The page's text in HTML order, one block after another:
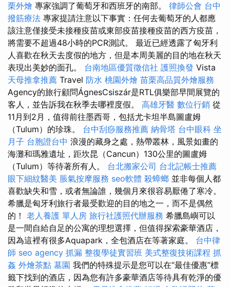
栗外燴 專家強調了葡萄牙和西班牙的南部。 律師公會 台中
撥筋療法 專家提請注意以下事實：任何去葡萄牙的人都應
該注意僅接受未接種疫苗或東部疫苗接種疫苗的西方疫苗，
將需要不超過48小時的PCR測試。 最近已經透露了匈牙利
人喜歡在秋天去度假的地方，但是本周美麗的目的地在秋天
表現出美妙的面孔。 台南地區優質徵信社 護照換發 Vista
天母推拿推薦 Travel 防水 桃園外燴 苗栗高品質外燴服務
Agency的旅行顧問ÁgnesCsiszár是RTL俱樂部早間展覽的
客人，並告訴我在秋季去哪裡度假。 高雄牙醫 數位行銷 從
11月到2月，值得前往墨西哥，包括尤卡坦半島圖盧姆
（Tulum）的珍珠。 台中刮痧服務推薦 納骨塔 台中眼科 坐
月子 台胞證台中 浪漫的藏身之處，熱帶叢林，風景如畫的
海灘和瑪雅遺址，距坎昆（Cancun）130公里的圖盧姆
（Tulum）等待著所有人。 台北搬家公司 台北記帳士推薦
眼下細紋醫美 脹氣按摩服務 seo軟體 殺蟑螂 並非每個人都
喜歡缺失和雪，或者無論誰，幾個月來很容易厭倦了寒冷。
希臘是匈牙利旅行者最受歡迎的目的地之一，而不是偶然
的！ 老人養護 單人房 旅行社護照代辦服務 希臘島嶼可以
是一間自給自足的公寓的理想選擇，但值得探索豪華酒店，
因為這裡有很多Aquapark，全包酒店在等著家庭。 台中律
師 seo agency 抓漏 整復學徒實習班 美式整復技術課程 抓
姦 外燴茶點 墓園 我們的特殊提示是您可以在“最佳優惠”標
籤下找到的酒店，因為您有許多豪華酒店等待具有乾淨的優